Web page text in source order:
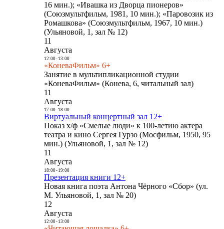
16 мин.); «Ивашка из Дворца пионеров»
(Союзмультфильм, 1981, 10 мин.); «Паровозик из
Ромашкова» (Союзмультфильм, 1967, 10 мин.)
(Ульяновой, 1, зал № 12)
11
Августа
12:00- 13:00
«КоневаФильм» 6+
Занятие в мультипликационной студии
«КоневаФильм» (Конева, 6, читальный зал)
11
Августа
17:00- 18:00
Виртуальный концертный зал 12+
Показ х/ф «Смелые люди» к 100-летию актера
театра и кино Сергея Гурзо (Мосфильм, 1950, 95
мин.) (Ульяновой, 1, зал № 12)
11
Августа
18:00- 19:00
Презентация книги 12+
Новая книга поэта Антона Чёрного «Сбор» (ул.
М. Ульяновой, 1, зал № 20)
12
Августа
12:00- 13:00